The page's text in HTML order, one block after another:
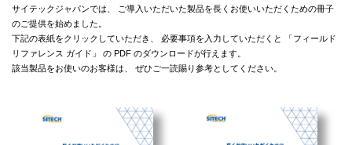
サイテックジャパンでは、 ご導入いただいた製品を長くお使いいただくための冊子
のご提供を始めました。
下記の表紙をクリックしていただき、 必要事項を入力していただくと 「フィールド
リファレンス ガイド」 の PDF のダウンロードが行えます。
該当製品をお使いのお客様は、 ぜひご一読賜り参考としてください。